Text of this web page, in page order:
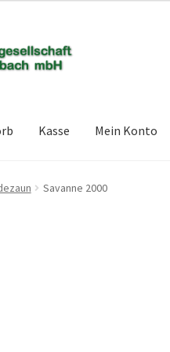
Kasse Mein Konto
Savanne 2000